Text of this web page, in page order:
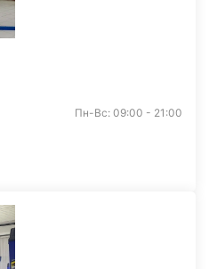
Пн-Вс: 09:00 - 21:00